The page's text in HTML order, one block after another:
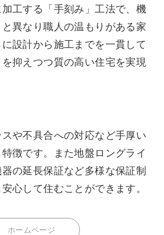
工する「手刻み」工法で、機
異なり職人の温もりがある家
設計から施工までを一貫して
抑えつつ質の高い住宅を実現
や不具合への対応など手厚い
徴です。また地盤ロングライ
の延長保証など多様な保証制
心して住むことができます。
ホームページ